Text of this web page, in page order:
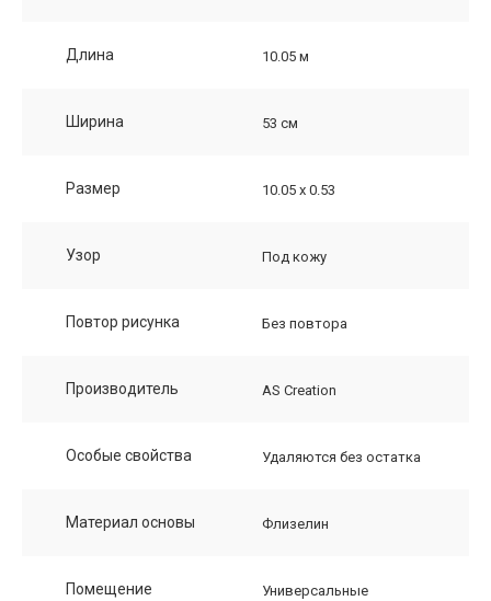
Длина 10.05 м
Ширина 53 см
Размер 10.05 х 0.53
Узор Под кожу
Повтор рисунка Без повтора
Производитель AS Creation
Особые свойства Удаляются без остатка
Материал основы Флизелин
Помещение Универсальные